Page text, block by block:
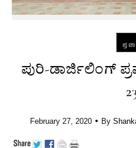
ಪುರಿ-ಡಾರ್ಜಿಲಿಂಗ್
February 27, 2020 • By